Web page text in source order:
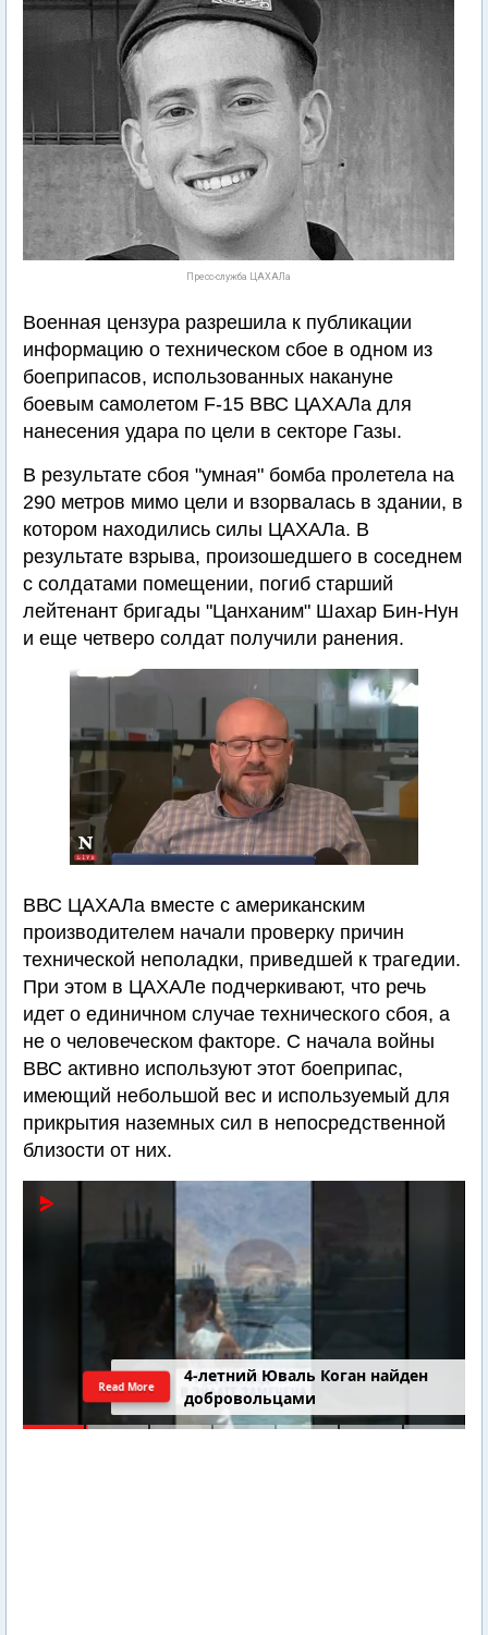
Пресс-служба ЦАХАЛа
Военная цензура разрешила к публикации
информацию о техническом сбое в одном из
боеприпасов, использованных накануне
боевым самолетом F-15 ВВС ЦАХАЛа для
нанесения удара по цели в секторе Газы.
В результате сбоя "умная" бомба пролетела на
290 метров мимо цели и взорвалась в здании, в
котором находились силы ЦАХАЛа. В
результате взрыва, произошедшего в соседнем
с солдатами помещении, погиб старший
лейтенант бригады "Цанханим" Шахар Бин-Нун
и еще четверо солдат получили ранения.
ВВС ЦАХАЛа вместе с американским
производителем начали проверку причин
технической неполадки, приведшей к трагедии.
При этом в ЦАХАЛе подчеркивают, что речь
идет о единичном случае технического сбоя, а
не о человеческом факторе. С начала войны
ВВС активно используют этот боеприпас,
имеющий небольшой вес и используемый для
прикрытия наземных сил в непосредственной
близости от них.
4-летний Юваль Коган найден
добровольцами
Read More